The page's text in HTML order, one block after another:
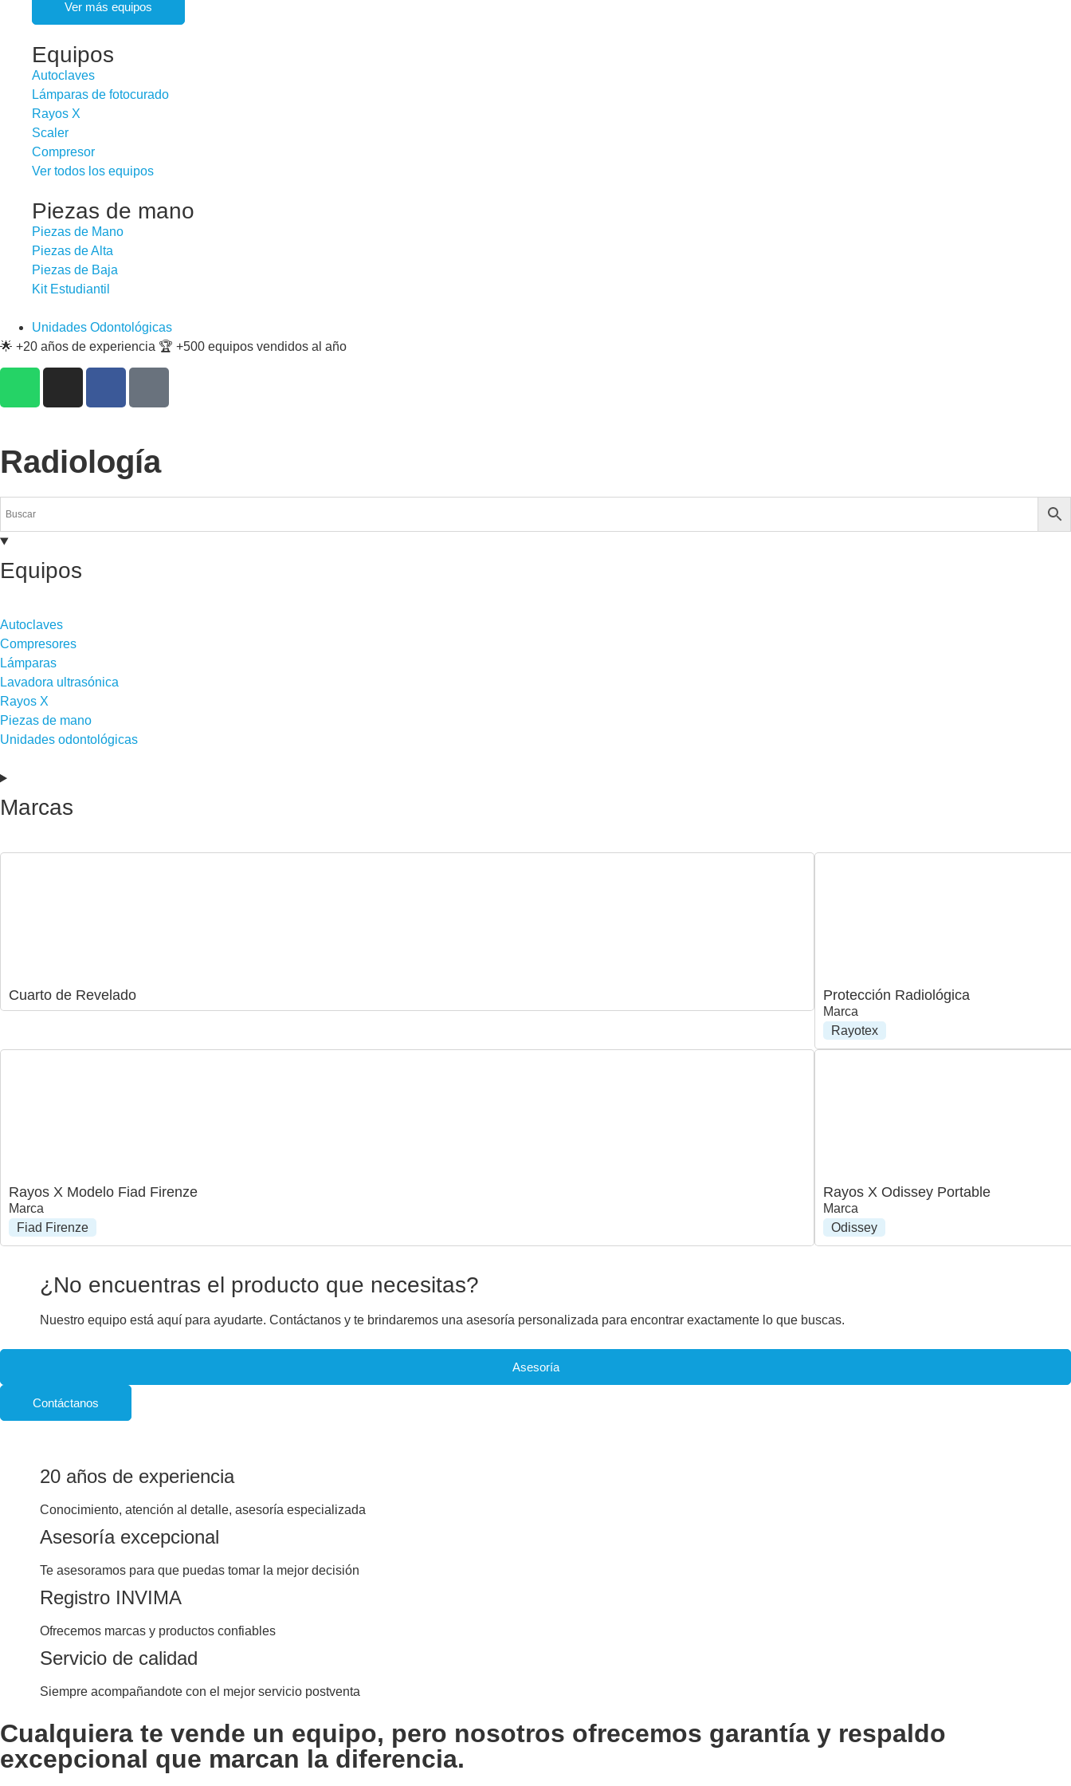
Ver más equipos
Equipos
Autoclaves
Lámparas de fotocurado
Rayos X
Scaler
Compresor
Ver todos los equipos
Piezas de mano
Piezas de Mano
Piezas de Alta
Piezas de Baja
Kit Estudiantil
Unidades Odontológicas
🌟 +20 años de experiencia 🏆 +500 equipos vendidos al año
Radiología
Equipos
Autoclaves
Compresores
Lámparas
Lavadora ultrasónica
Rayos X
Piezas de mano
Unidades odontológicas
Marcas
Cuarto de Revelado Protección Radiológica
Marca
Rayotex
Rayos X Modelo Fiad Firenze
Marca
Fiad Firenze
Rayos X Odissey Portable
Marca
Odissey
¿No encuentras el producto que necesitas?
Nuestro equipo está aquí para ayudarte. Contáctanos y te brindaremos una asesoría personalizada para encontrar exactamente lo que buscas.
Asesoría
Contáctanos
20 años de experiencia
Conocimiento, atención al detalle, asesoría especializada
Asesoría excepcional
Te asesoramos para que puedas tomar la mejor decisión
Registro INVIMA
Ofrecemos marcas y productos confiables
Servicio de calidad
Siempre acompañandote con el mejor servicio postventa
Cualquiera te vende un equipo, pero nosotros ofrecemos garantía y respaldo
excepcional que marcan la diferencia.